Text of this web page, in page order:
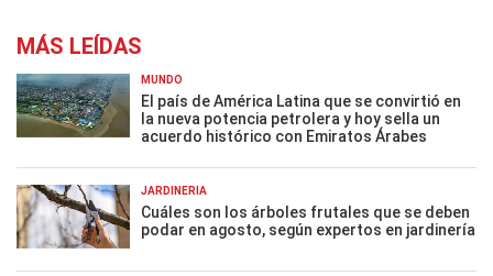
MÁS LEÍDAS
MUNDO
El país de América Latina que se convirtió en
la nueva potencia petrolera y hoy sella un
acuerdo histórico con Emiratos Árabes
JARDINERÍA
Cuáles son los árboles frutales que se deben
podar en agosto, según expertos en jardinería